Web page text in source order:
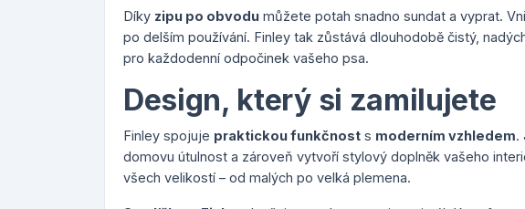
Díky zipu po obvodu můžete potah snadno sundat a vyprat.
po delším používání. Finley tak zůstává dlouhodobě čistý,
pro každodenní odpočinek vašeho psa.
Design, který si zamilujete
Finley spojuje praktickou funkčnost s moderním vzhledem.
domovu útulnost a zároveň vytvoří stylový doplněk vašeho
všech velikostí – od malých po velká plemena.